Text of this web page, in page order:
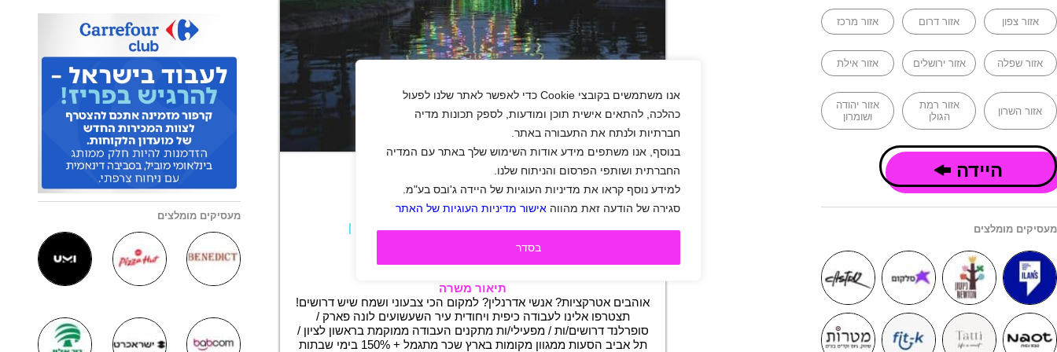
אנו משתמשים בקובצי Cookie כדי לאפשר לאתר שלנו לפעול
כהלכה, להתאים אישית תוכן ומודעות, לספק תכונות מדיה
חברתיות ולנתח את התעבורה באתר.
בנוסף, אנו משתפים מידע אודות השימוש שלך באתר עם המדיה
החברתית ושותפי הפרסום והניתוח שלנו.
למידע נוסף קראו את מדיניות העוגיות של היידה ג'ובס בע"מ.
סגירה של הודעה זאת מהווה אישור מדיניות העוגיות של האתר
בסדר
אזור צפון אזור דרום אזור מרכז
אזור שפלה אזור ירושלים אזור אילת
אזור השרון
אזור רמת
הגולן
אזור יהודה
ושומרון
היידה
מעסיקים מומלצים
+
מפעילי/ות מתקנים לעיר השעשועים
אזור מרכז|סטודנטים|חיילים|חיילים משוחררים
|
סטודנטים|
תיאור משרה
אוהבים אטרקציות? אנשי אדרנלין? למקום הכי צבעוני ושמח שיש דרושים!
תצטרפו אלינו לעבודה כיפית ויחודית עיר השעשועים לונה פארק /
סופרלנד דרושים/ות / מפעילי/ות מתקנים העבודה ממוקמת בראשון לציון /
תל אביב הסעות ממגוון מקומות בארץ שכר מתגמל + 150% בימי שבתות
מעסיקים מומלצים